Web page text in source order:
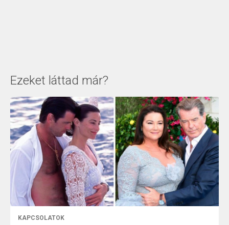
Ezeket láttad már?
KAPCSOLATOK